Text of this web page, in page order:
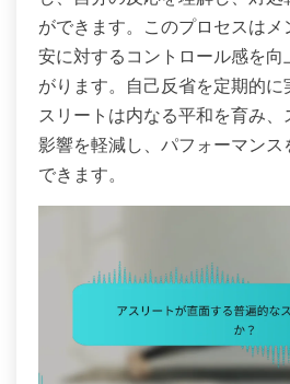
ができます。このプロセスは
安に対するコントロール感を向
がります。自己反省を定期的
スリートは内なる平和を育み
影響を軽減し、パフォーマン
できます。